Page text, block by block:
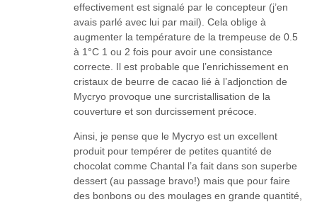
effectivement est signalé par le concepteur (j’en
avais parlé avec lui par mail). Cela oblige à
augmenter la température de la trempeuse de 0.5
à 1°C 1 ou 2 fois pour avoir une consistance
correcte. Il est probable que l’enrichissement en
cristaux de beurre de cacao lié à l’adjonction de
Mycryo provoque une surcristallisation de la
couverture et son durcissement précoce.
Ainsi, je pense que le Mycryo est un excellent
produit pour tempérer de petites quantité de
chocolat comme Chantal l’a fait dans son superbe
dessert (au passage bravo!) mais que pour faire
des bonbons ou des moulages en grande quantité,